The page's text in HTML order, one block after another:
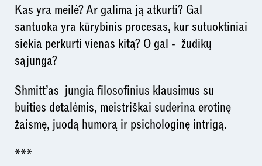
Kas yra meilė? Ar galima ją atkurti? Gal
santuoka yra kūrybinis procesas, kur sutuoktiniai
siekia perkurti vienas kitą? O gal - žudikų
sąjunga?
Shmitt’as jungia filosofinius klausimus su
buities detalėmis, meistriškai suderina erotinę
žaismę, juodą humorą ir psichologinę intrigą.
***